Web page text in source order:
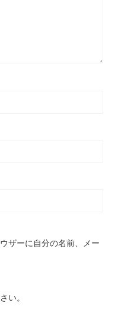
ザーに自分の名前、メー
い。